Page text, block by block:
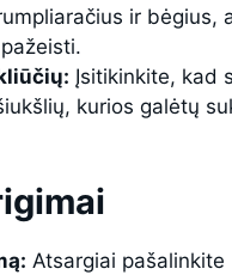
ir bėgius,
Įsitikinkite, kad
kurios galėtų
Atsargiai pašalinkite